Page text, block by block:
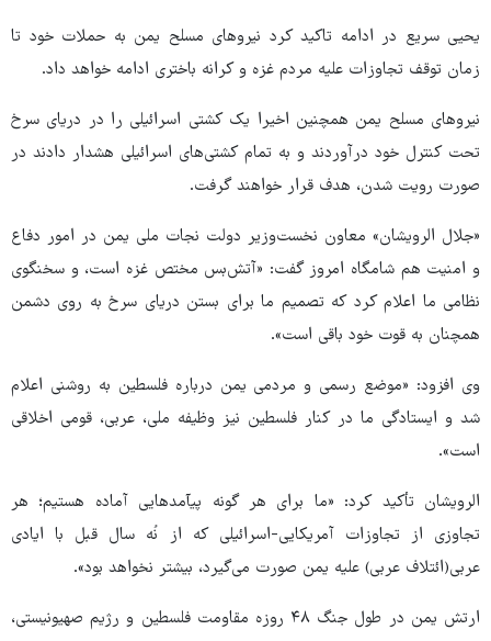
یحیی سریع در ادامه تاکید کرد نیروهای مسلح یمن به حملات خود تا
زمان توقف تجاوزات علیه مردم غزه و کرانه باختری ادامه خواهد داد.
نیروهای مسلح یمن همچنین اخیرا یک کشتی اسرائیلی را در دریای سرخ
تحت کنترل خود درآوردند و به تمام کشتی‌های اسرائیلی هشدار دادند در
صورت رویت شدن، هدف قرار خواهند گرفت.
«جلال الرویشان» معاون نخست‌وزیر دولت نجات ملی یمن در امور دفاع
و امنیت هم شامگاه امروز گفت: «آتش‌بس مختص غزه است، و سخنگوی
نظامی ما اعلام کرد که تصمیم ما برای بستن دریای سرخ به روی دشمن
همچنان به قوت خود باقی است».
وی افزود: «موضع رسمی و مردمی یمن درباره فلسطین به روشنی اعلام
شد و ایستادگی ما در کنار فلسطین نیز وظیفه ملی، عربی، قومی اخلاقی
است».
الرویشان تأکید کرد: «ما برای هر گونه پیآمدهایی آماده هستیم؛ هر
تجاوزی از تجاوزات آمریکایی-اسرائیلی که از نُه سال قبل با ایادی
عربی(ائتلاف عربی) علیه یمن صورت می‌گیرد، بیشتر نخواهد بود».
ارتش یمن در طول جنگ ۴۸ روزه مقاومت فلسطین و رژیم صهیونیستی،